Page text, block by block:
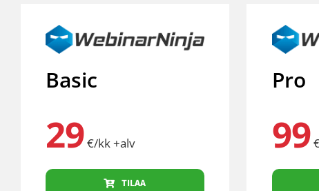
Basic
29€/kk +alv
TILAA
Pro
99